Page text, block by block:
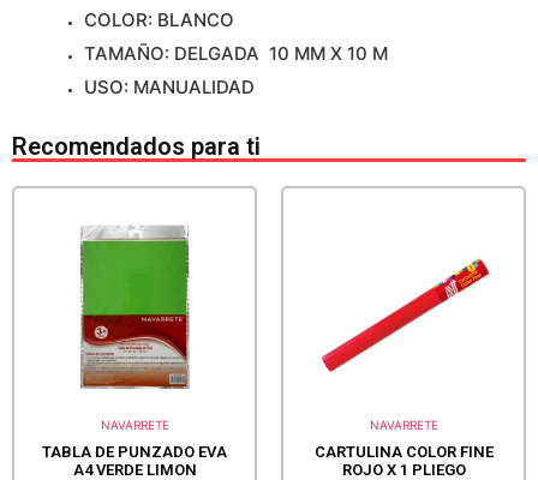
COLOR: BLANCO
TAMAÑO: DELGADA 10 MM X 10 M
USO: MANUALIDAD
Recomendados para ti
NAVARRETE
TABLA DE PUNZADO EVA
A4 VERDE LIMON
NAVARRETE
CARTULINA COLOR FINE
ROJO X 1 PLIEGO